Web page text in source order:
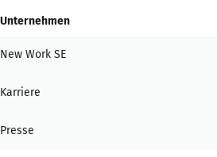
Unternehmen
New Work SE
Karriere
Presse